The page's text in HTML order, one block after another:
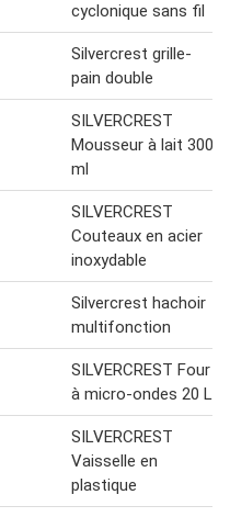
cyclonique sans fil
Silvercrest grille-
pain double
SILVERCREST
Mousseur à lait 300
ml
SILVERCREST
Couteaux en acier
inoxydable
Silvercrest hachoir
multifonction
SILVERCREST Four
à micro-ondes 20 L
SILVERCREST
Vaisselle en
plastique